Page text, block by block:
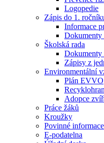
Logopedie
Zápis do 1.
Informace
Dokumenty
Školská rada
Dokumenty
Zápisy z
Environmentální
Plán EVVO
Adopce
Práce žáků
Kroužky
Povinné informace
E-podatelna